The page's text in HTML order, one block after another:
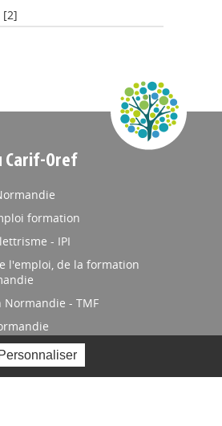
[2]
Carif-Oref
formation
- IPI
l'emploi, de la formation
- TMF
RCO
Personnaliser